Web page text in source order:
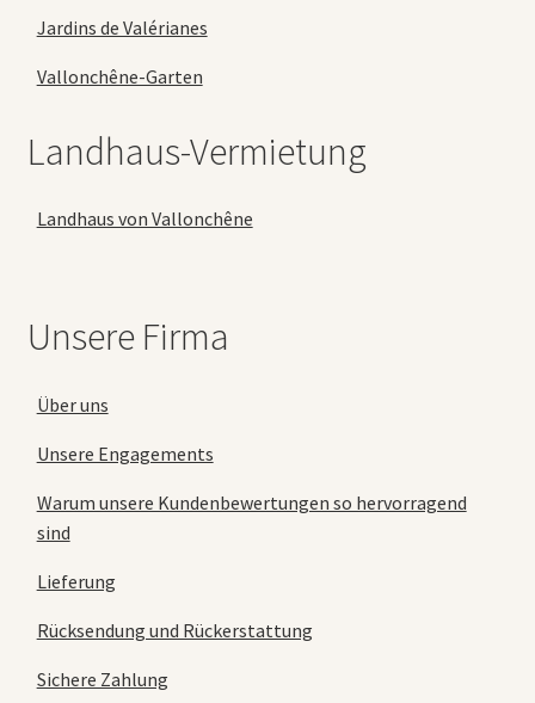
Jardins de Valérianes
Vallonchêne-Garten
Landhaus-Vermietung
Landhaus von Vallonchêne
Unsere Firma
Über uns
Unsere Engagements
Warum unsere Kundenbewertungen so hervorragend
sind
Lieferung
Rücksendung und Rückerstattung
Sichere Zahlung